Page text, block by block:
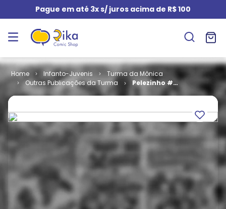
Pague em até 3x s/ juros acima de R$ 100
Infanto-Juvenis
Turma da Mônica
Outras Publicações da Turma
Pelezinho #